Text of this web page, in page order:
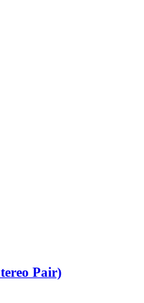
Pair)